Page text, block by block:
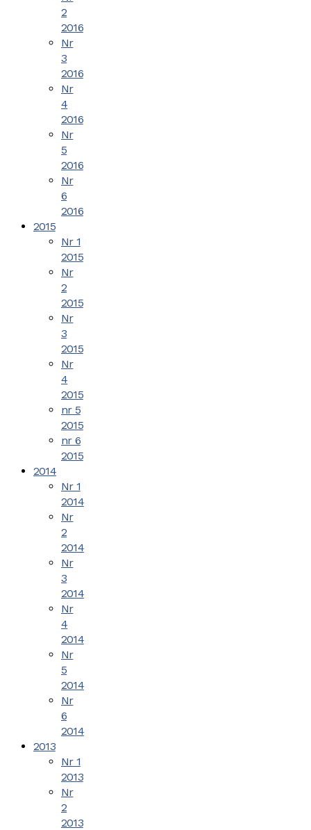
2
2016
Nr
3
2016
Nr
4
2016
Nr
5
2016
Nr
6
2016
2015
Nr 1
2015
Nr
2
2015
Nr
3
2015
Nr
4
2015
nr 5
2015
nr 6
2015
2014
Nr 1
2014
Nr
2
2014
Nr
3
2014
Nr
4
2014
Nr
5
2014
Nr
6
2014
2013
Nr 1
2013
Nr
2
2013